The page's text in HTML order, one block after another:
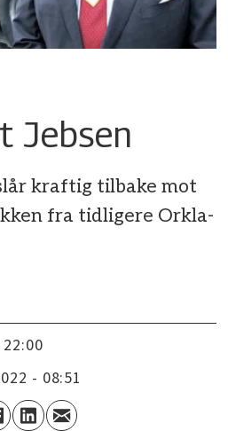
Jebsen
kraftig tilbake mot
fra tidligere Orkla-
22:00
- 08:51